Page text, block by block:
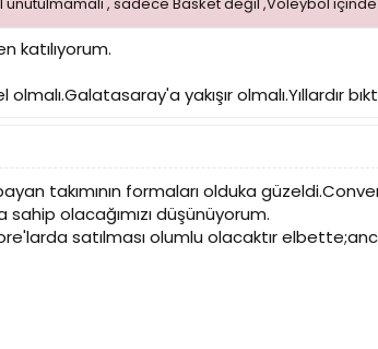
katılıyorum.
yakışır olmalı.Yıllardır
takımının formaları olduka
olacağımızı düşünüyorum.
satılması olumlu olacaktır